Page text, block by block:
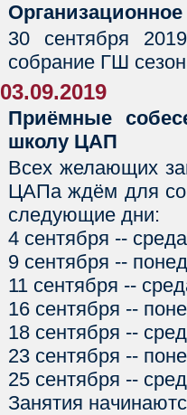
30 сентября
собрание ГШ
03.09.2019
Приёмные
школу ЦАП
Всех желающих
ЦАПа ждём для
следующие дни:
4 сентября -- среда
9 сентября --
11 сентября --
16 сентября --
18 сентября --
23 сентября --
25 сентября --
Занятия